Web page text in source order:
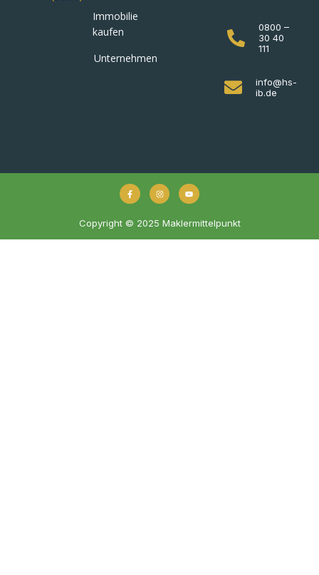
Immobilie
kaufen
Unternehmen
0800 –
30 40
111
info@hs-
ib.de
Copyright © 2025 Maklermittelpunkt